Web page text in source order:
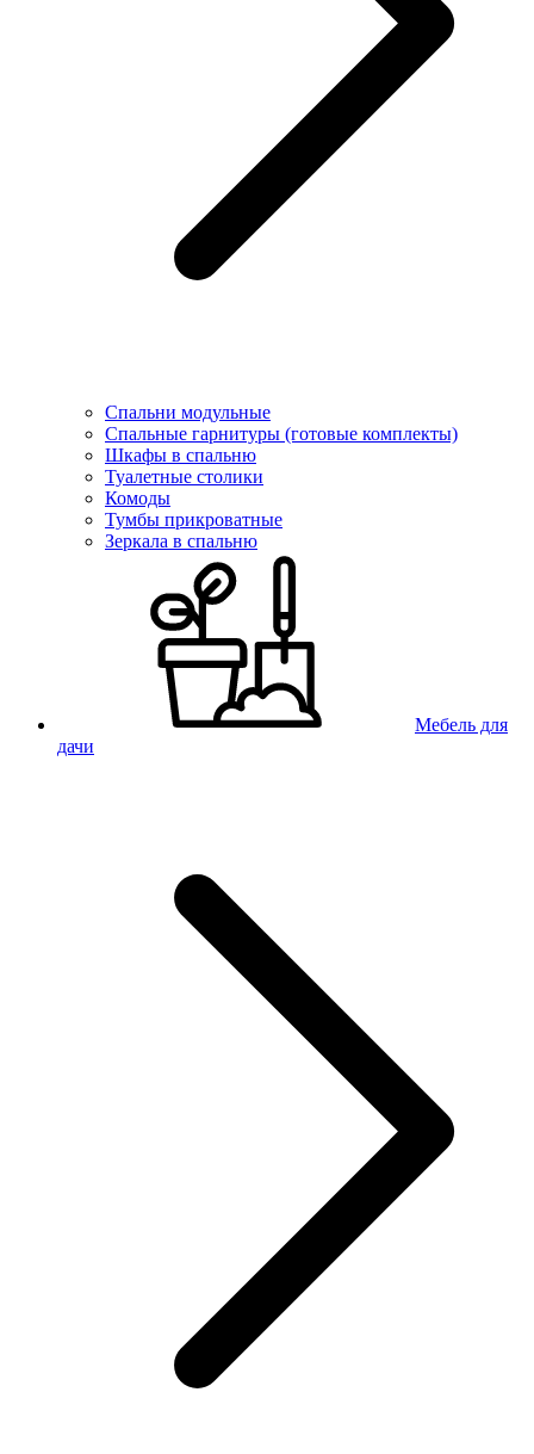
Спальни модульные
Спальные гарнитуры (готовые комплекты)
Шкафы в спальню
Туалетные столики
Комоды
Тумбы прикроватные
Зеркала в спальню
Мебель для
дачи